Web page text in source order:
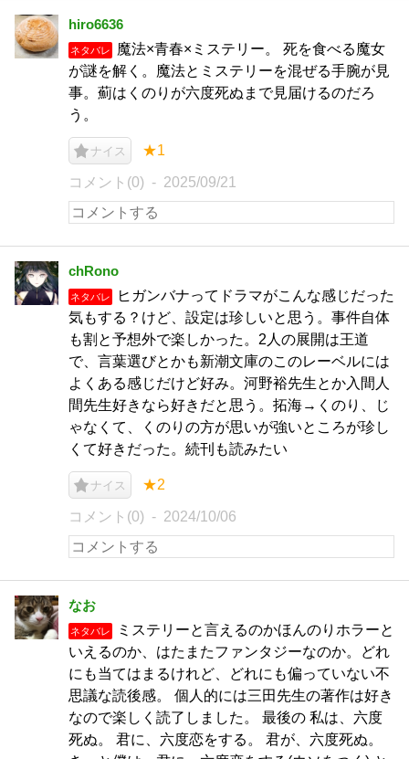
hiro6636
ネタバレ
魔法×青春×ミステリー。 死を食べる魔女
が謎を解く。魔法とミステリーを混ぜる手腕が見
事。薊はくのりが六度死ぬまで見届けるのだろ
う。
ナイス ★1
コメント(0) 2025/09/21
chRono
ネタバレ
ヒガンバナってドラマがこんな感じだった
気もする？けど、設定は珍しいと思う。事件自体
も割と予想外で楽しかった。2人の展開は王道
で、言葉選びとかも新潮文庫のこのレーベルには
よくある感じだけど好み。河野裕先生とか入間人
間先生好きなら好きだと思う。拓海→くのり、じ
ゃなくて、くのりの方が思いが強いところが珍し
くて好きだった。続刊も読みたい
ナイス ★2
コメント(0) 2024/10/06
なお
ネタバレ
ミステリーと言えるのかほんのりホラーと
いえるのか、はたまたファンタジーなのか。どれ
にも当てはまるけれど、どれにも偏っていない不
思議な読後感。 個人的には三田先生の著作は好き
なので楽しく読了しました。 最後の 私は、六度
死ぬ。 君に、六度恋をする。 君が、六度死ぬ。